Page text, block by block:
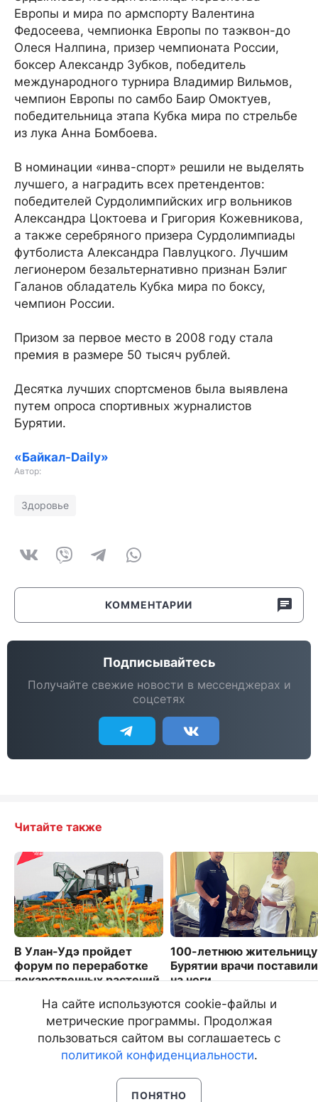
Европы и мира по армспорту Валентина
Федосеева, чемпионка Европы по таэквон-до
Олеся Налпина, призер чемпионата России,
боксер Александр Зубков, победитель
международного турнира Владимир Вильмов,
чемпион Европы по самбо Баир Омоктуев,
победительница этапа Кубка мира по стрельбе
из лука Анна Бомбоева.
В номинации «инва-спорт» решили не выделять
лучшего, а наградить всех претендентов:
победителей Сурдолимпийских игр вольников
Александра Цоктоева и Григория Кожевникова,
а также серебряного призера Сурдолимпиады
футболиста Александра Павлуцкого. Лучшим
легионером безальтернативно признан Бэлиг
Галанов обладатель Кубка мира по боксу,
чемпион России.
Призом за первое место в 2008 году стала
премия в размере 50 тысяч рублей.
Десятка лучших спортсменов была выявлена
путем опроса спортивных журналистов
Бурятии.
«Байкал-Daily»
Автор:
Здоровье
КОММЕНТАРИИ
Подписывайтесь
Получайте свежие новости в мессенджерах и
соцсетях
Читайте также
В Улан-Удэ пройдет
форум по переработке
лекарственных растений
5612
100-летнюю жительницу
Бурятии врачи поставили
на ноги
7736
На сайте используются cookie-файлы и
метрические программы. Продолжая
пользоваться сайтом вы соглашаетесь с
политикой конфиденциальности.
ПОНЯТНО